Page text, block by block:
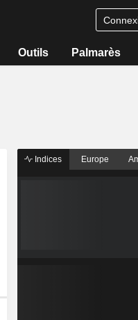
Outils Palmarès
Indices Europe